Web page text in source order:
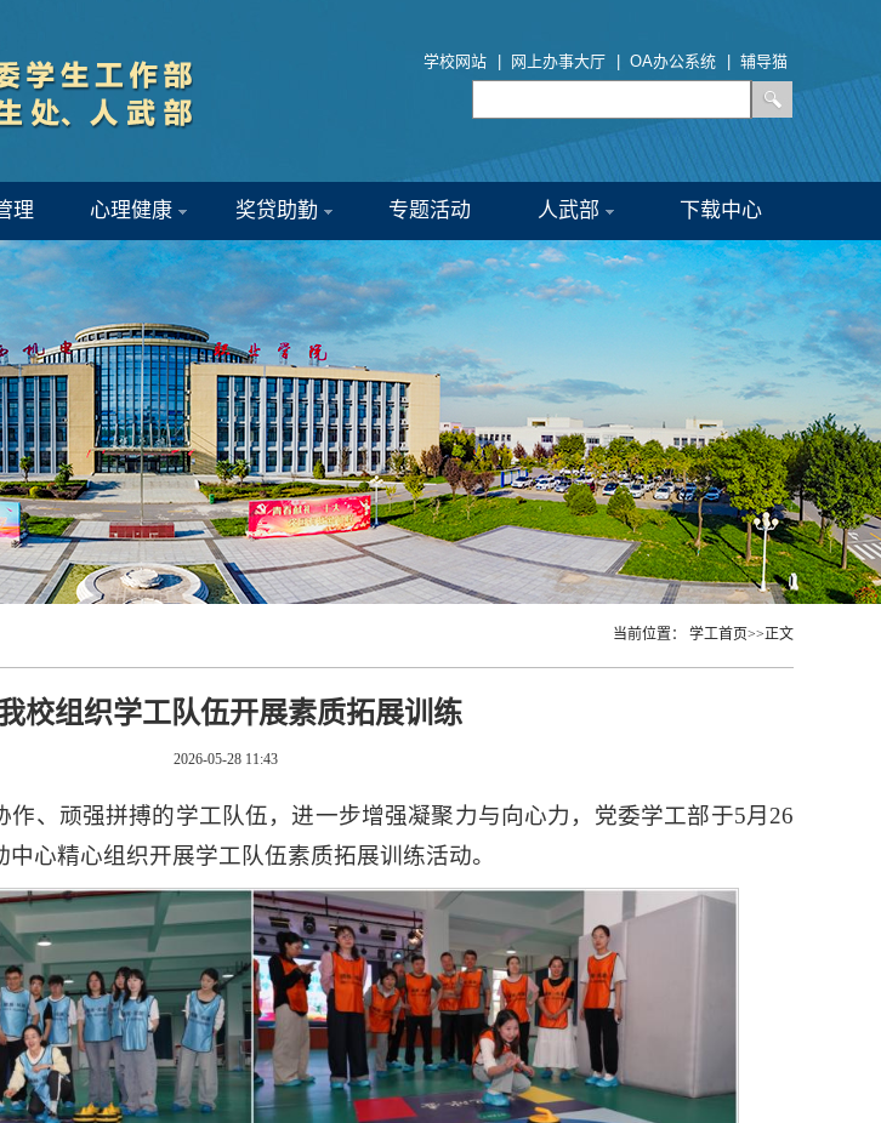
学校网站 网上办事大厅 OA办公系统 辅导猫
理 心理健康 奖贷助勤 专题活动 人武部 下载中心
当前位置： 学工首页>>正文
校组织学工队伍开展素质拓展训练
2026-05-28 11:43
作、顽强拼搏的学工队伍，进一步增强凝聚力与向心力，党委学工部于5月26
心精心组织开展学工队伍素质拓展训练活动。